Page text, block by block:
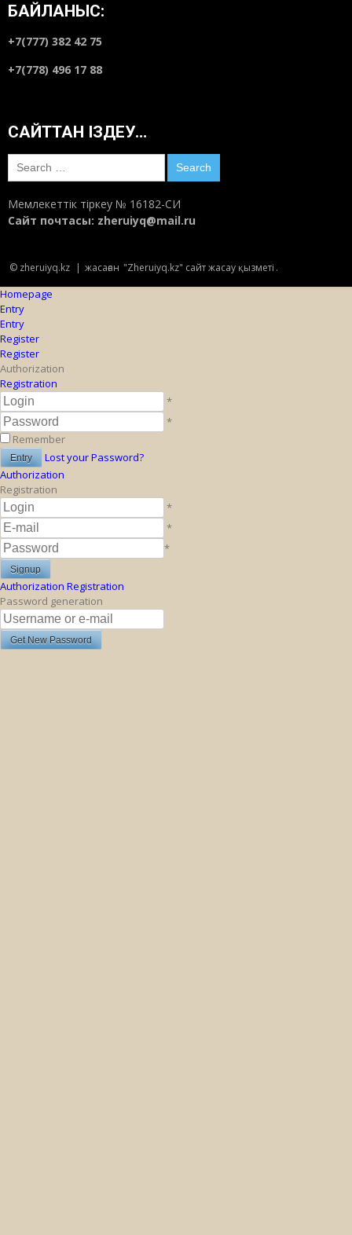
БАЙЛАНЫС:
+7(777) 382 42 75
+7(778) 496 17 88
САЙТТАН ІЗДЕУ…
Search
for:
Мемлекеттік тіркеу № 16182-СИ
Сайт почтасы: zheruiyq@mail.ru
© zheruiyq.kz | жасаған "Zheruiyq.kz" сайт жасау қызметі .
Homepage
Entry
Entry
Register
Register
Authorization
Registration
*
*
Remember
Lost your Password?
Authorization
Registration
*
*
*
Authorization Registration
Password generation